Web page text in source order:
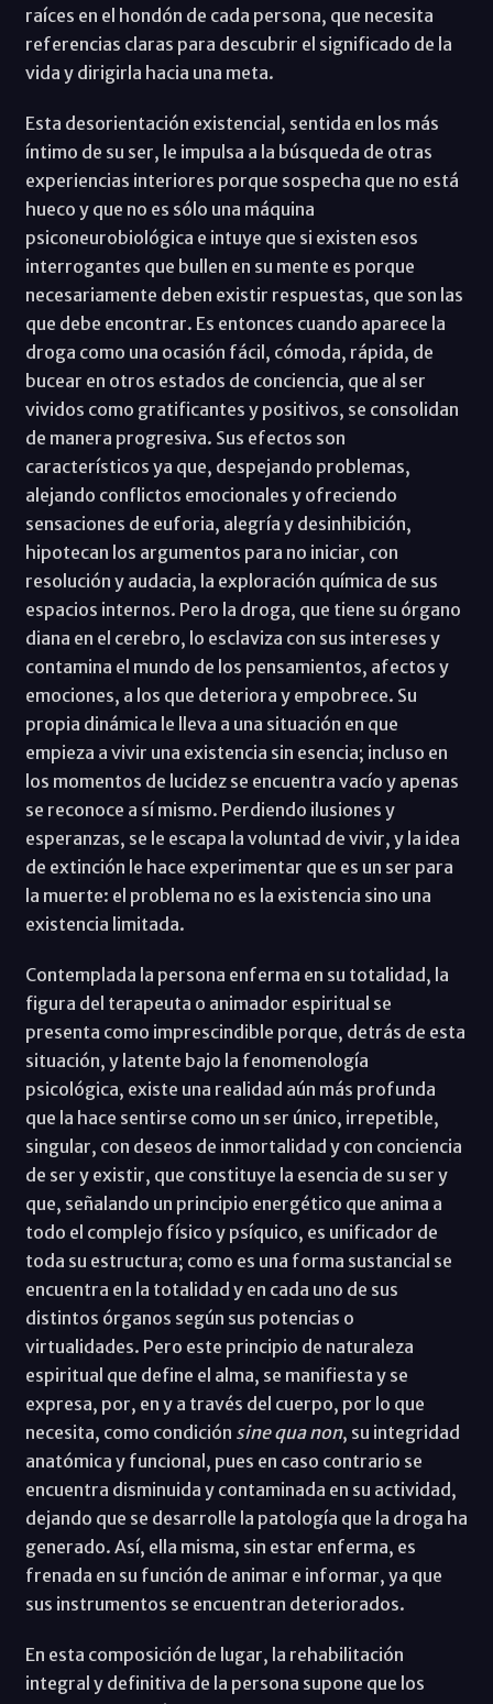
raíces en el hondón de cada persona, que necesita
referencias claras para descubrir el significado de la
vida y dirigirla hacia una meta.
Esta desorientación existencial, sentida en los más
íntimo de su ser, le impulsa a la búsqueda de otras
experiencias interiores porque sospecha que no está
hueco y que no es sólo una máquina
psiconeurobiológica e intuye que si existen esos
interrogantes que bullen en su mente es porque
necesariamente deben existir respuestas, que son las
que debe encontrar. Es entonces cuando aparece la
droga como una ocasión fácil, cómoda, rápida, de
bucear en otros estados de conciencia, que al ser
vividos como gratificantes y positivos, se consolidan
de manera progresiva. Sus efectos son
característicos ya que, despejando problemas,
alejando conflictos emocionales y ofreciendo
sensaciones de euforia, alegría y desinhibición,
hipotecan los argumentos para no iniciar, con
resolución y audacia, la exploración química de sus
espacios internos. Pero la droga, que tiene su órgano
diana en el cerebro, lo esclaviza con sus intereses y
contamina el mundo de los pensamientos, afectos y
emociones, a los que deteriora y empobrece. Su
propia dinámica le lleva a una situación en que
empieza a vivir una existencia sin esencia; incluso en
los momentos de lucidez se encuentra vacío y apenas
se reconoce a sí mismo. Perdiendo ilusiones y
esperanzas, se le escapa la voluntad de vivir, y la idea
de extinción le hace experimentar que es un ser para
la muerte: el problema no es la existencia sino una
existencia limitada.
Contemplada la persona enferma en su totalidad, la
figura del terapeuta o animador espiritual se
presenta como imprescindible porque, detrás de esta
situación, y latente bajo la fenomenología
psicológica, existe una realidad aún más profunda
que la hace sentirse como un ser único, irrepetible,
singular, con deseos de inmortalidad y con conciencia
de ser y existir, que constituye la esencia de su ser y
que, señalando un principio energético que anima a
todo el complejo físico y psíquico, es unificador de
toda su estructura; como es una forma sustancial se
encuentra en la totalidad y en cada uno de sus
distintos órganos según sus potencias o
virtualidades. Pero este principio de naturaleza
espiritual que define el alma, se manifiesta y se
expresa, por, en y a través del cuerpo, por lo que
necesita, como condición sine qua non, su integridad
anatómica y funcional, pues en caso contrario se
encuentra disminuida y contaminada en su actividad,
dejando que se desarrolle la patología que la droga ha
generado. Así, ella misma, sin estar enferma, es
frenada en su función de animar e informar, ya que
sus instrumentos se encuentran deteriorados.
En esta composición de lugar, la rehabilitación
integral y definitiva de la persona supone que los